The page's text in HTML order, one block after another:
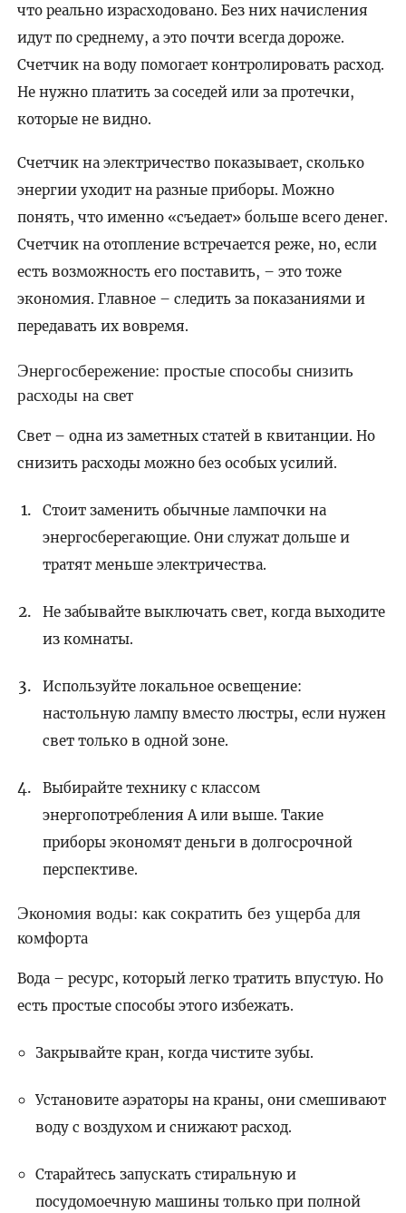
что реально израсходовано. Без них начисления
идут по среднему, а это почти всегда дороже.
Счетчик на воду помогает контролировать расход.
Не нужно платить за соседей или за протечки,
которые не видно.
Счетчик на электричество показывает, сколько
энергии уходит на разные приборы. Можно
понять, что именно «съедает» больше всего денег.
Счетчик на отопление встречается реже, но, если
есть возможность его поставить, – это тоже
экономия. Главное – следить за показаниями и
передавать их вовремя.
Энергосбережение: простые способы снизить
расходы на свет
Свет – одна из заметных статей в квитанции. Но
снизить расходы можно без особых усилий.
Стоит заменить обычные лампочки на
энергосберегающие. Они служат дольше и
тратят меньше электричества.
Не забывайте выключать свет, когда выходите
из комнаты.
Используйте локальное освещение:
настольную лампу вместо люстры, если нужен
свет только в одной зоне.
Выбирайте технику с классом
энергопотребления А или выше. Такие
приборы экономят деньги в долгосрочной
перспективе.
Экономия воды: как сократить без ущерба для
комфорта
Вода – ресурс, который легко тратить впустую. Но
есть простые способы этого избежать.
Закрывайте кран, когда чистите зубы.
Установите аэраторы на краны, они смешивают
воду с воздухом и снижают расход.
Старайтесь запускать стиральную и
посудомоечную машины только при полной